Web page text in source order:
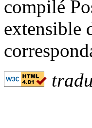
compilé
extensible